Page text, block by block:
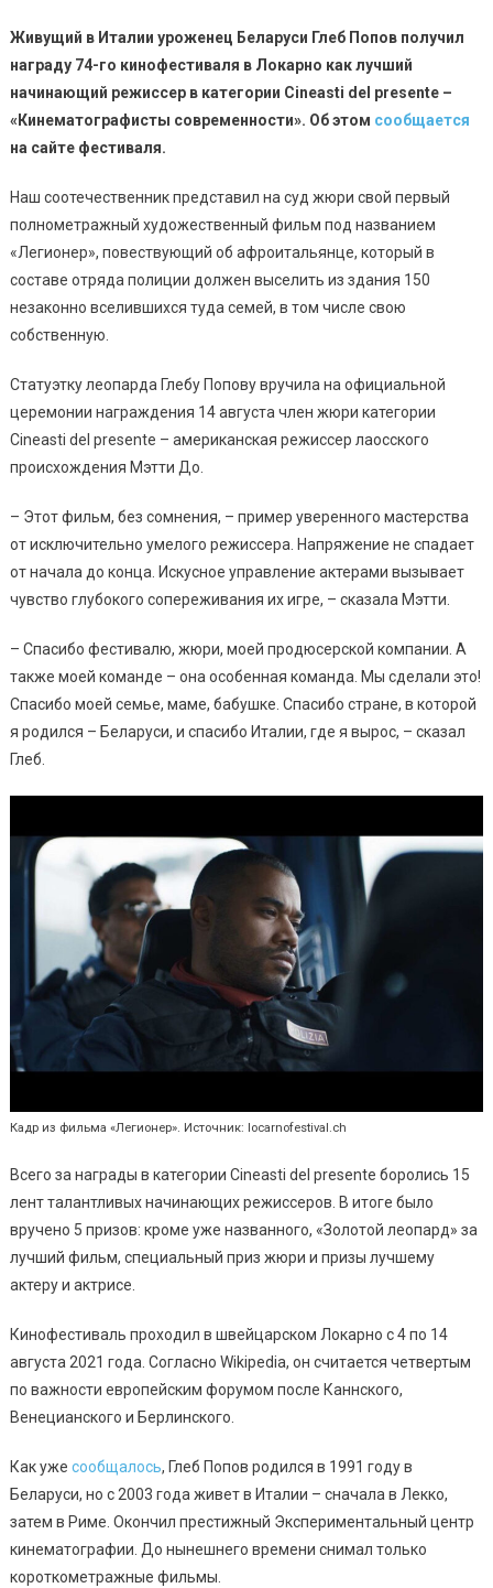
Живущий в Италии уроженец Беларуси Глеб Попов получил
награду 74-го кинофестиваля в Локарно как лучший
начинающий режиссер в категории Cineasti del presente –
«Кинематографисты современности». Об этом сообщается
на сайте фестиваля.
Наш соотечественник представил на суд жюри свой первый
полнометражный художественный фильм под названием
«Легионер», повествующий об афроитальянце, который в
составе отряда полиции должен выселить из здания 150
незаконно вселившихся туда семей, в том числе свою
собственную.
Статуэтку леопарда Глебу Попову вручила на официальной
церемонии награждения 14 августа член жюри категории
Cineasti del presente – американская режиссер лаосского
происхождения Мэтти До.
– Этот фильм, без сомнения, – пример уверенного мастерства
от исключительно умелого режиссера. Напряжение не спадает
от начала до конца. Искусное управление актерами вызывает
чувство глубокого сопереживания их игре, – сказала Мэтти.
– Спасибо фестивалю, жюри, моей продюсерской компании. А
также моей команде – она особенная команда. Мы сделали это!
Спасибо моей семье, маме, бабушке. Спасибо стране, в которой
я родился – Беларуси, и спасибо Италии, где я вырос, – сказал
Глеб.
Кадр из фильма «Легионер». Источник: locarnofestival.ch
Всего за награды в категории Cineasti del presente боролись 15
лент талантливых начинающих режиссеров. В итоге было
вручено 5 призов: кроме уже названного, «Золотой леопард» за
лучший фильм, специальный приз жюри и призы лучшему
актеру и актрисе.
Кинофестиваль проходил в швейцарском Локарно с 4 по 14
августа 2021 года. Согласно Wikipedia, он считается четвертым
по важности европейским форумом после Каннского,
Венецианского и Берлинского.
Как уже сообщалось, Глеб Попов родился в 1991 году в
Беларуси, но с 2003 года живет в Италии – сначала в Лекко,
затем в Риме. Окончил престижный Экспериментальный центр
кинематографии. До нынешнего времени снимал только
короткометражные фильмы.